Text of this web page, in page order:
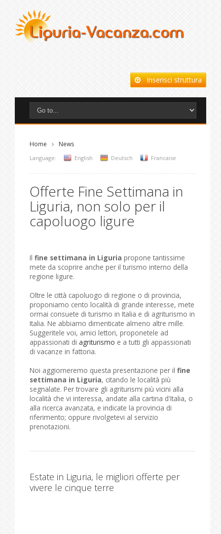
Inserisci struttura
Home News
Language: English Deutsch Francaise
Offerte Fine Settimana in
Liguria, non solo per il
capoluogo ligure
Il fine settimana in Liguria propone tantissime
mete da scoprire anche per il turismo interno della
regione ligure.
Oltre le città capoluogo di regione o di provincia,
proponiamo cento località di grande interesse, mete
ormai consuete di turismo in Italia e di agriturismo in
Italia. Ne abbiamo dimenticate almeno altre mille.
Suggeritele voi, amici lettori, proponetele ad
appassionati di agriturismo e a tutti gli appassionati
di vacanze in fattoria.
Noi aggiorneremo questa presentazione per il fine
settimana in Liguria, citando le località più
segnalate. Per trovare gli agriturismi più vicini alla
località che vi interessa, andate alla cartina d'Italia, o
alla ricerca avanzata, e indicate la provincia di
riferimento; oppure rivolgetevi al servizio
prenotazioni.
Estate in Liguria, le migliori offerte per
vivere le cinque terre